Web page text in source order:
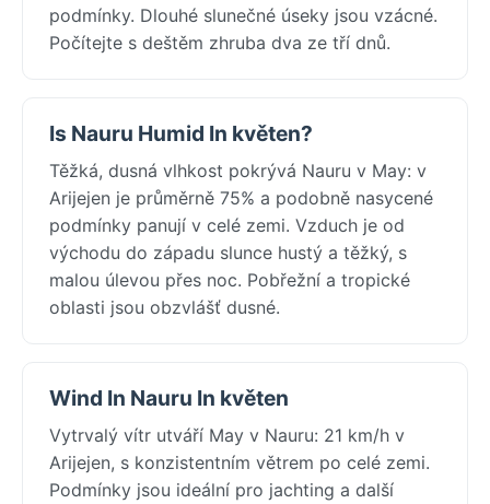
podmínky. Dlouhé slunečné úseky jsou vzácné.
Počítejte s deštěm zhruba dva ze tří dnů.
Is Nauru Humid In květen?
Těžká, dusná vlhkost pokrývá Nauru v May: v
Arijejen je průměrně 75% a podobně nasycené
podmínky panují v celé zemi. Vzduch je od
východu do západu slunce hustý a těžký, s
malou úlevou přes noc. Pobřežní a tropické
oblasti jsou obzvlášť dusné.
Wind In Nauru In květen
Vytrvalý vítr utváří May v Nauru: 21 km/h v
Arijejen, s konzistentním větrem po celé zemi.
Podmínky jsou ideální pro jachting a další